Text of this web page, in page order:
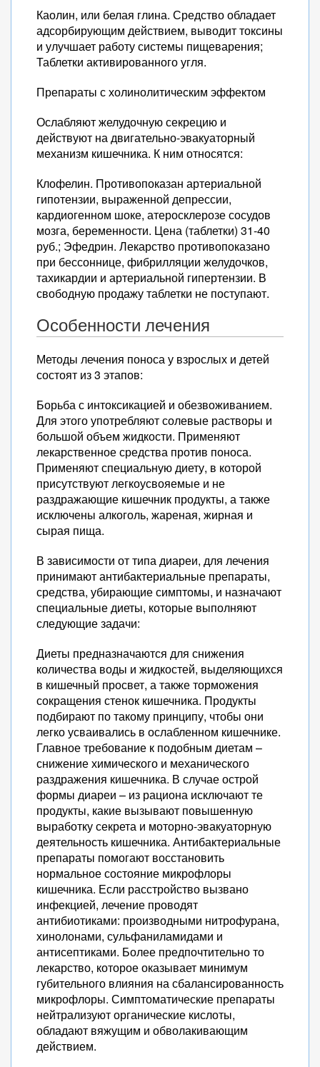
Каолин, или белая глина. Средство обладает
адсорбирующим действием, выводит токсины
и улучшает работу системы пищеварения;
Таблетки активированного угля.
Препараты с холинолитическим эффектом
Ослабляют желудочную секрецию и
действуют на двигательно-эвакуаторный
механизм кишечника. К ним относятся:
Клофелин. Противопоказан артериальной
гипотензии, выраженной депрессии,
кардиогенном шоке, атеросклерозе сосудов
мозга, беременности. Цена (таблетки) 31-40
руб.; Эфедрин. Лекарство противопоказано
при бессоннице, фибрилляции желудочков,
тахикардии и артериальной гипертензии. В
свободную продажу таблетки не поступают.
Особенности лечения
Методы лечения поноса у взрослых и детей
состоят из 3 этапов:
Борьба с интоксикацией и обезвоживанием.
Для этого употребляют солевые растворы и
большой объем жидкости. Применяют
лекарственное средства против поноса.
Применяют специальную диету, в которой
присутствуют легкоусвояемые и не
раздражающие кишечник продукты, а также
исключены алкоголь, жареная, жирная и
сырая пища.
В зависимости от типа диареи, для лечения
принимают антибактериальные препараты,
средства, убирающие симптомы, и назначают
специальные диеты, которые выполняют
следующие задачи:
Диеты предназначаются для снижения
количества воды и жидкостей, выделяющихся
в кишечный просвет, а также торможения
сокращения стенок кишечника. Продукты
подбирают по такому принципу, чтобы они
легко усваивались в ослабленном кишечнике.
Главное требование к подобным диетам –
снижение химического и механического
раздражения кишечника. В случае острой
формы диареи – из рациона исключают те
продукты, какие вызывают повышенную
выработку секрета и моторно-эвакуаторную
деятельность кишечника. Антибактериальные
препараты помогают восстановить
нормальное состояние микрофлоры
кишечника. Если расстройство вызвано
инфекцией, лечение проводят
антибиотиками: производными нитрофурана,
хинолонами, сульфаниламидами и
антисептиками. Более предпочтительно то
лекарство, которое оказывает минимум
губительного влияния на сбалансированность
микрофлоры. Симптоматические препараты
нейтрализуют органические кислоты,
обладают вяжущим и обволакивающим
действием.